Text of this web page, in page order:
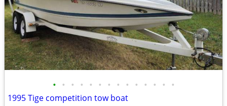
• • • • • • • • • • • • • •
1995 Tige competition tow boat